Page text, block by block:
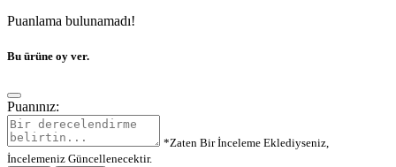
Puanlama bulunamadı!
Bu ürüne oy ver.
Puanınız:
*Zaten Bir İnceleme Eklediyseniz,
İncelemeniz Güncellenecektir.